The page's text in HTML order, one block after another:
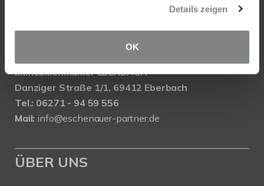
Details zeigen
OK
Immobilienmakler EBERBACH
Danziger Straße 1/1, 69412 Eberbach
Tel.: 06271 - 94 59 556
Mail: info@eschenauer-partner.de
ÜBER UNS